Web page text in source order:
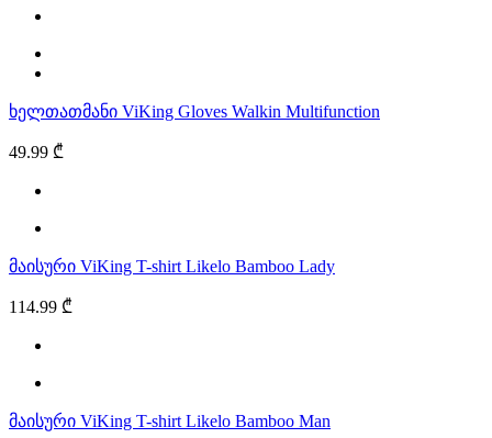
ხელთათმანი ViKing Gloves Walkin Multifunction
49.99 ₾
მაისური ViKing T-shirt Likelo Bamboo Lady
114.99 ₾
მაისური ViKing T-shirt Likelo Bamboo Man